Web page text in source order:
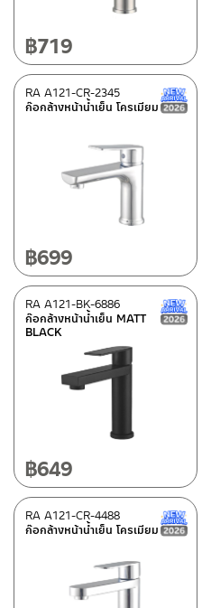
In stock
฿719
ก๊อกล้างหน้าน้ำเย็น โครเมียม
RA A121-CR-2345
฿699
ก๊อกล้างหน้าน้ำเย็น MATT
BLACK
RA A121-BK-6886
฿649
ก๊อกล้างหน้าน้ำเย็น โครเมียม
RA A121-CR-4488